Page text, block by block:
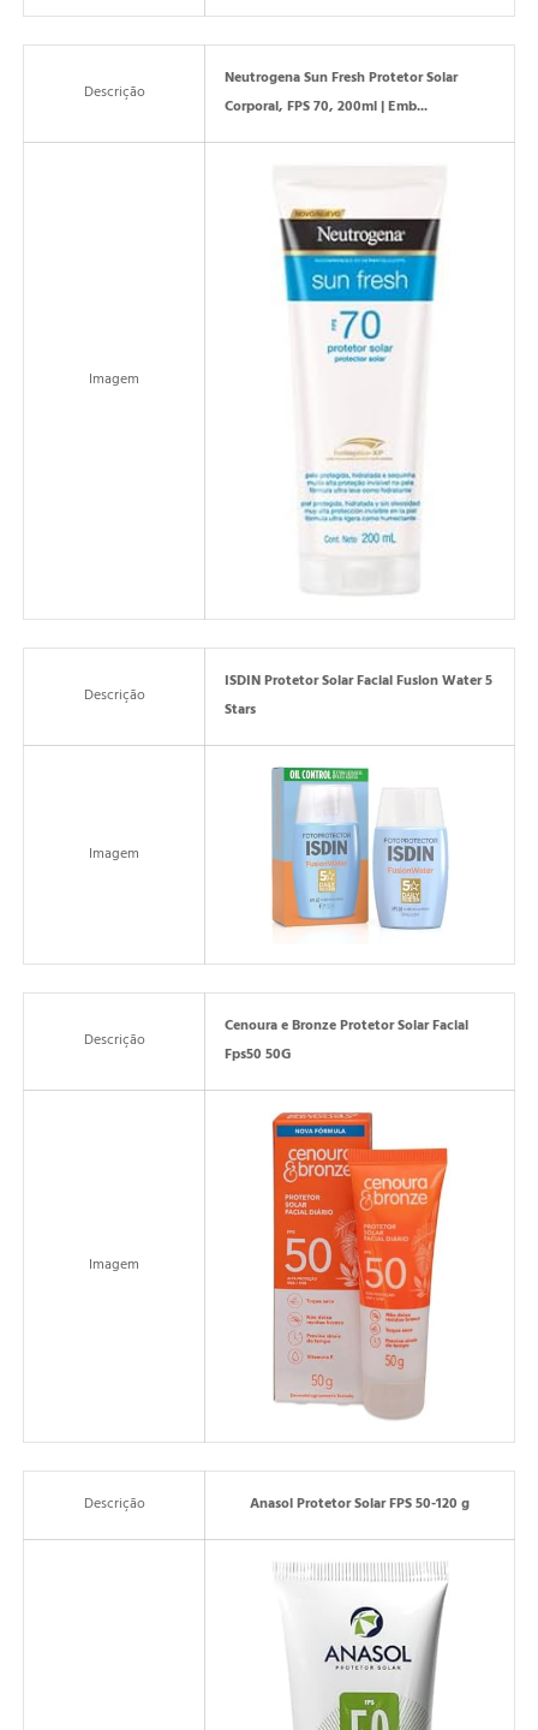
Descrição
Neutrogena Sun Fresh Protetor Solar
Corporal, FPS 70, 200ml | Emb...
Imagem
Descrição
ISDIN Protetor Solar Facial Fusion Water 5
Stars
Imagem
Descrição
Cenoura e Bronze Protetor Solar Facial
Fps50 50G
Imagem
Descrição Anasol Protetor Solar FPS 50-120 g